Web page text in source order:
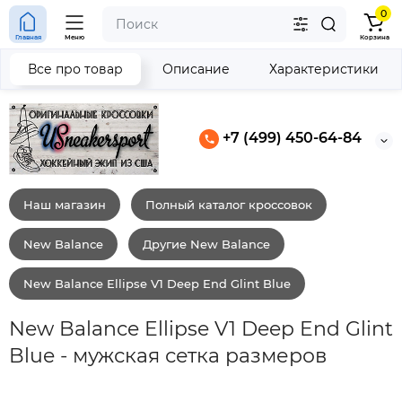
+7 (499) 450-64-84
Главная Меню
0
Корзина
Наш магазин Полный каталог кроссовок
New Balance Другие New Balance
New Balance Ellipse V1 Deep End Glint Blue
New Balance Ellipse V1 Deep End Glint
Blue - мужская сетка размеров
Все про товар Описание Характеристики